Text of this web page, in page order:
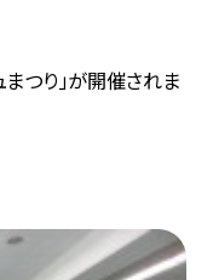
まつり」が開催されま